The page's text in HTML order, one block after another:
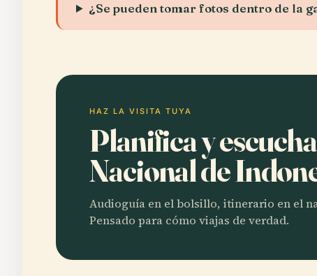
¿Se pueden tomar fotos dentro de la
HAZ LA VISITA TUYA
Planifica y
Nacional de
Audioguía en el bolsillo, itinerario en el
Pensado para cómo viajas de verdad.